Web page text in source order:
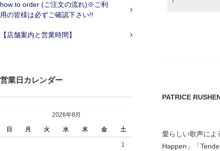
how to order (ご注文の流れ)※ご利
用の皆様は必ずご確認下さい!!
【店舗案内と営業時間】
営業日カレンダー
2026年8月
日 月 火 水 木 金 土
1
PATRICE
愛らしい歌声によ
Happen」「